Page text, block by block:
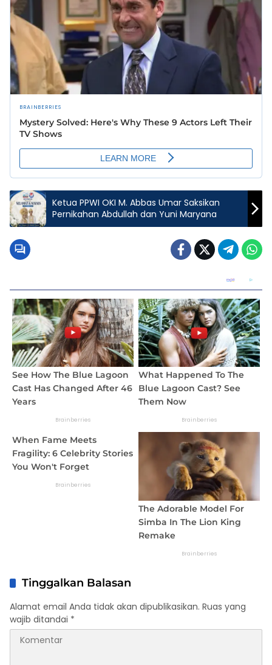
Ketua PPWI OKI M. Abbas Umar Saksikan
Pernikahan Abdullah dan Yuni Maryana
Tinggalkan Balasan
Alamat email Anda tidak akan dipublikasikan. Ruas yang
wajib ditandai *